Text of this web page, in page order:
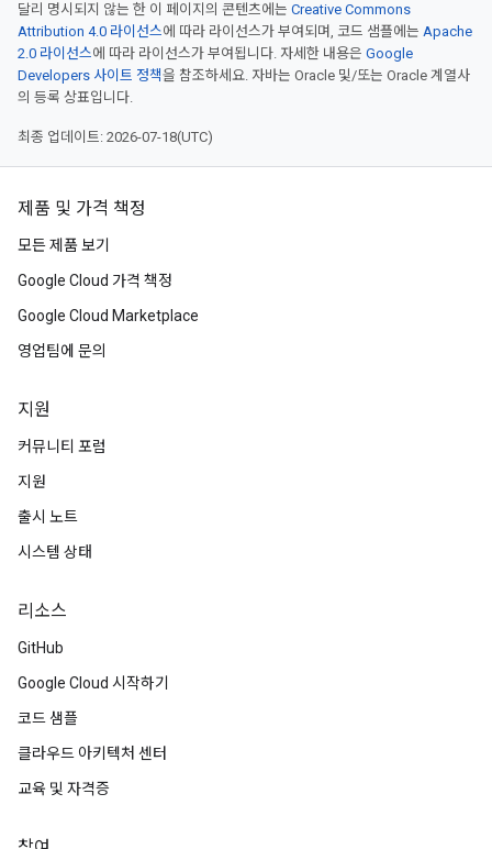
달리 명시되지 않는 한 이 페이지의 콘텐츠에는 Creative Commons
Attribution 4.0 라이선스에 따라 라이선스가 부여되며, 코드 샘플에는 Apache
2.0 라이선스에 따라 라이선스가 부여됩니다. 자세한 내용은 Google
Developers 사이트 정책을 참조하세요. 자바는 Oracle 및/또는 Oracle 계열사
의 등록 상표입니다.
최종 업데이트: 2026-07-18(UTC)
제품 및 가격 책정
모든 제품 보기
Google Cloud 가격 책정
Google Cloud Marketplace
영업팀에 문의
지원
커뮤니티 포럼
지원
출시 노트
시스템 상태
리소스
GitHub
Google Cloud 시작하기
코드 샘플
클라우드 아키텍처 센터
교육 및 자격증